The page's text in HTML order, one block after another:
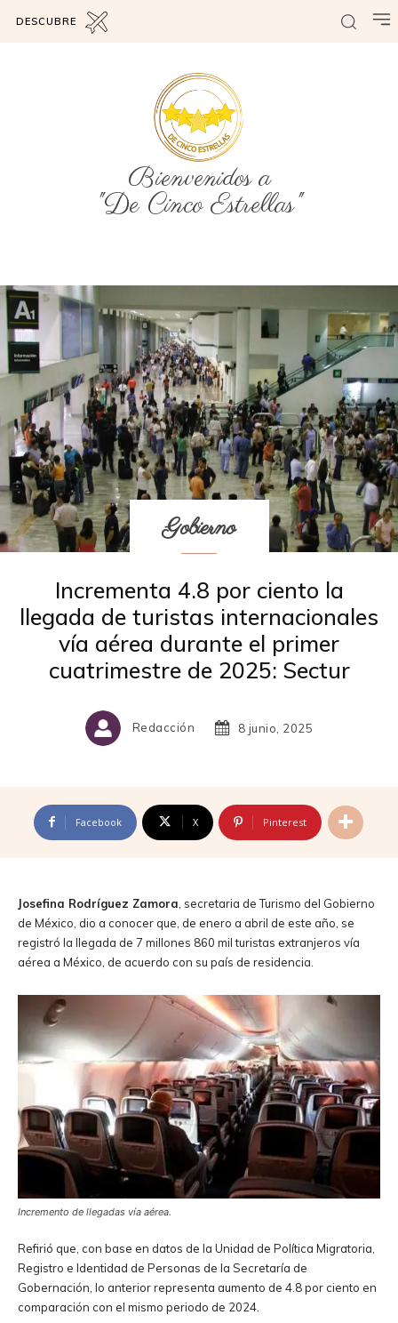
DESCUBRE
Bienvenidos a
"De Cinco Estrellas"
Gobierno
Incrementa 4.8 por ciento la
llegada de turistas internacionales
vía aérea durante el primer
cuatrimestre de 2025: Sectur
Redacción 8 junio, 2025
Facebook X Pinterest
Josefina Rodríguez Zamora , secretaria de Turismo del Gobierno
de México, dio a conocer que, de enero a abril de este año, se
registró la llegada de 7 millones 860 mil turistas extranjeros vía
aérea a México, de acuerdo con su país de residencia.
Incremento de llegadas vía aérea.
Refirió que, con base en datos de la Unidad de Política Migratoria,
Registro e Identidad de Personas de la Secretaría de
Gobernación, lo anterior representa aumento de 4.8 por ciento en
comparación con el mismo periodo de 2024.